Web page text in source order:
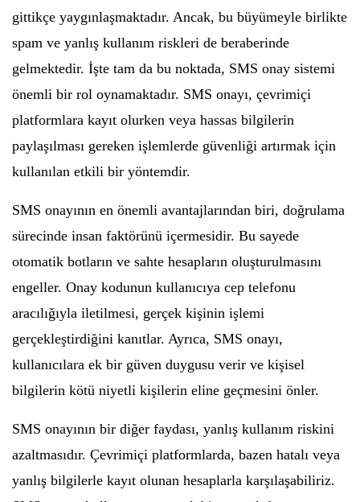
gittikçe yaygınlaşmaktadır. Ancak, bu büyümeyle birlikte
spam ve yanlış kullanım riskleri de beraberinde
gelmektedir. İşte tam da bu noktada, SMS onay sistemi
önemli bir rol oynamaktadır. SMS onayı, çevrimiçi
platformlara kayıt olurken veya hassas bilgilerin
paylaşılması gereken işlemlerde güvenliği artırmak için
kullanılan etkili bir yöntemdir.
SMS onayının en önemli avantajlarından biri, doğrulama
sürecinde insan faktörünü içermesidir. Bu sayede
otomatik botların ve sahte hesapların oluşturulmasını
engeller. Onay kodunun kullanıcıya cep telefonu
aracılığıyla iletilmesi, gerçek kişinin işlemi
gerçekleştirdiğini kanıtlar. Ayrıca, SMS onayı,
kullanıcılara ek bir güven duygusu verir ve kişisel
bilgilerin kötü niyetli kişilerin eline geçmesini önler.
SMS onayının bir diğer faydası, yanlış kullanım riskini
azaltmasıdır. Çevrimiçi platformlarda, bazen hatalı veya
yanlış bilgilerle kayıt olunan hesaplarla karşılaşabiliriz.